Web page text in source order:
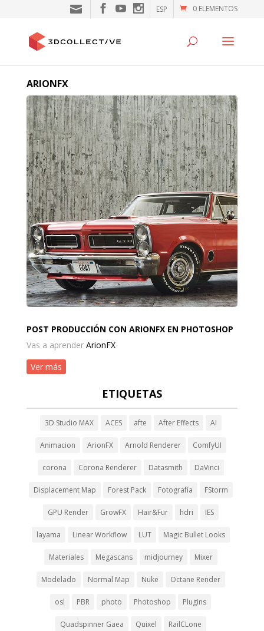
0 ELEMENTOS
ESP
ARIONFX
POST PRODUCCIÓN CON ARIONFX EN PHOTOSHOP
Vas a aprender ArionFX
Ver más
ETIQUETAS
3D Studio MAX ACES afte After Effects AI
Animacion ArionFX Arnold Renderer ComfyUI
corona Corona Renderer Datasmith DaVinci
Displacement Map Forest Pack Fotografía FStorm
GPU Render GrowFX Hair&Fur hdri IES
layama Linear Workflow LUT Magic Bullet Looks
Materiales Megascans midjourney Mixer
Modelado Normal Map Nuke Octane Render
osl PBR photo Photoshop Plugins
Quadspinner Gaea Quixel RailCLone